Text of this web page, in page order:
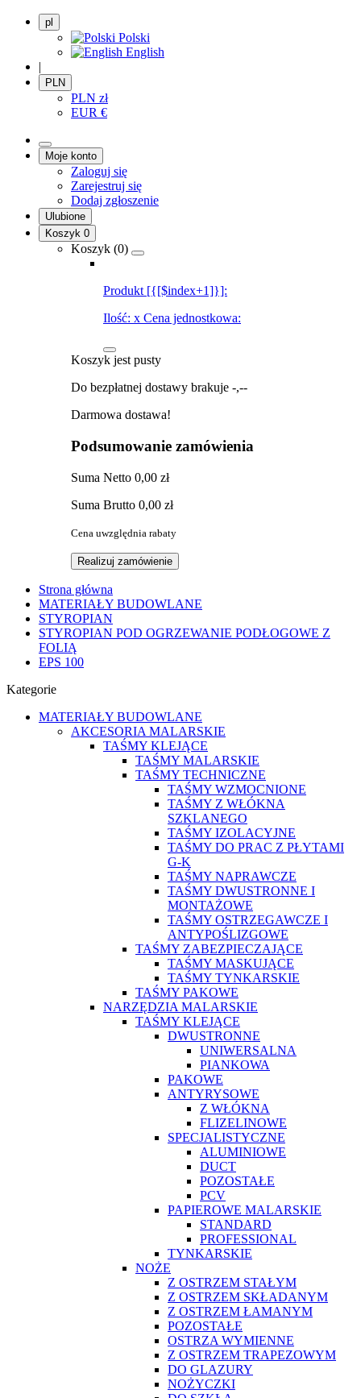
pl
Polski
English
|
PLN
PLN zł
EUR €
Moje konto
Zaloguj się
Zarejestruj się
Dodaj zgłoszenie
Ulubione
Koszyk 0
Koszyk (0)
Produkt [{[$index+1]}]:
Ilość: x Cena jednostkowa:
Koszyk jest pusty
Do bezpłatnej dostawy brakuje -,--
Darmowa dostawa!
Podsumowanie zamówienia
Suma Netto 0,00 zł
Suma Brutto 0,00 zł
Cena uwzględnia rabaty
Realizuj zamówienie
Strona główna
MATERIAŁY BUDOWLANE
STYROPIAN
STYROPIAN POD OGRZEWANIE PODŁOGOWE Z
FOLIĄ
EPS 100
Kategorie
MATERIAŁY BUDOWLANE
AKCESORIA MALARSKIE
TAŚMY KLEJĄCE
TAŚMY MALARSKIE
TAŚMY TECHNICZNE
TAŚMY WZMOCNIONE
TAŚMY Z WŁÓKNA
SZKLANEGO
TAŚMY IZOLACYJNE
TAŚMY DO PRAC Z PŁYTAMI
G-K
TAŚMY NAPRAWCZE
TAŚMY DWUSTRONNE I
MONTAŻOWE
TAŚMY OSTRZEGAWCZE I
ANTYPOŚLIZGOWE
TAŚMY ZABEZPIECZAJĄCE
TAŚMY MASKUJĄCE
TAŚMY TYNKARSKIE
TAŚMY PAKOWE
NARZĘDZIA MALARSKIE
TAŚMY KLEJĄCE
DWUSTRONNE
UNIWERSALNA
PIANKOWA
PAKOWE
ANTYRYSOWE
Z WŁÓKNA
FLIZELINOWE
SPECJALISTYCZNE
ALUMINIOWE
DUCT
POZOSTAŁE
PCV
PAPIEROWE MALARSKIE
STANDARD
PROFESSIONAL
TYNKARSKIE
NOŻE
Z OSTRZEM STAŁYM
Z OSTRZEM SKŁADANYM
Z OSTRZEM ŁAMANYM
POZOSTAŁE
OSTRZA WYMIENNE
Z OSTRZEM TRAPEZOWYM
DO GLAZURY
NOŻYCZKI